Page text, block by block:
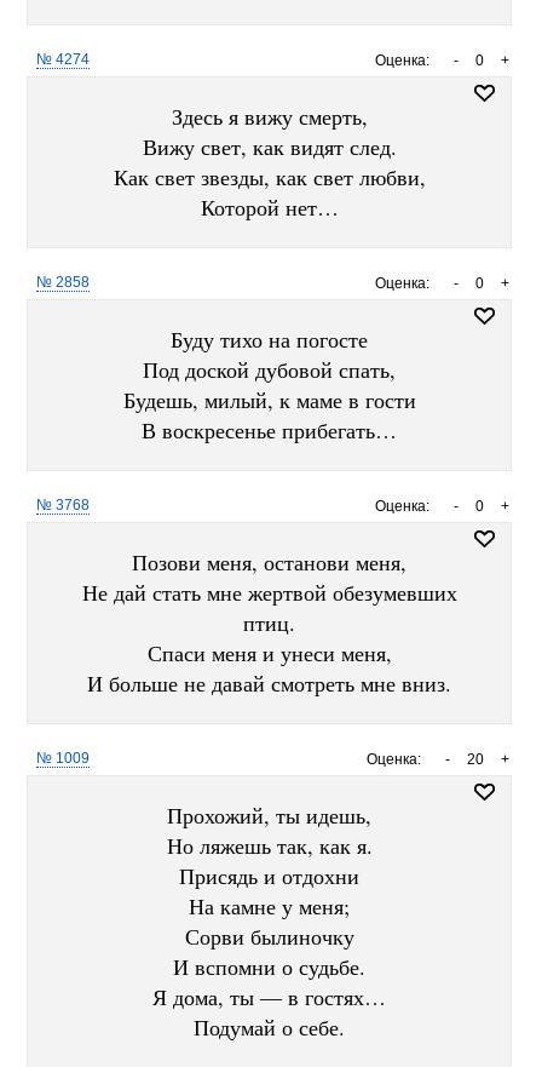
Оценка: +
0
-
№ 4274
Здесь я вижу смерть,
Вижу свет, как видят след.
Как свет звезды, как свет любви,
Которой нет…
Оценка: +
0
-
№ 2858
Буду тихо на погосте
Под доской дубовой спать,
Будешь, милый, к маме в гости
В воскресенье прибегать…
Оценка: +
0
-
№ 3768
Позови меня, останови меня,
Не дай стать мне жертвой обезумевших
птиц.
Спаси меня и унеси меня,
И больше не давай смотреть мне вниз.
Оценка: +
20
-
№ 1009
Прохожий, ты идешь,
Но ляжешь так, как я.
Присядь и отдохни
На камне у меня;
Сорви былиночку
И вспомни о судьбе.
Я дома, ты — в гостях…
Подумай о себе.